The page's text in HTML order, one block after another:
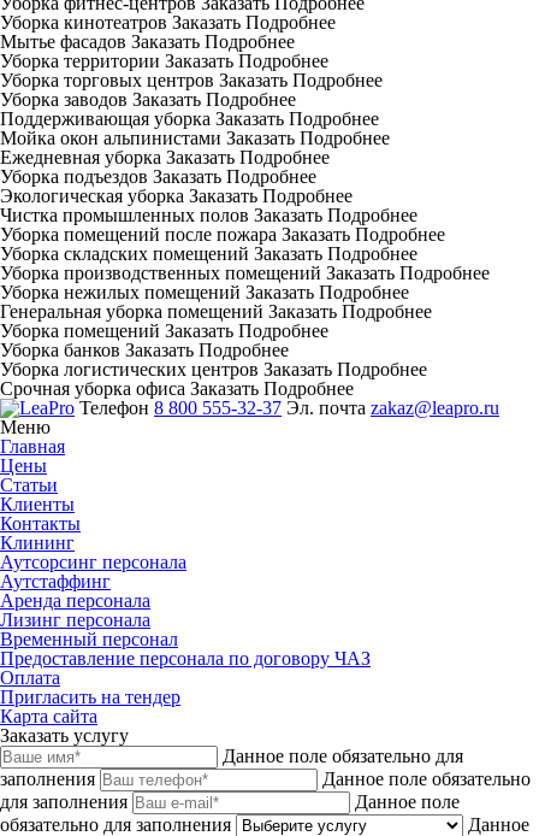
Уборка кинотеатров Заказать Подробнее
Мытье фасадов Заказать Подробнее
Уборка территории Заказать Подробнее
Уборка торговых центров Заказать Подробнее
Уборка заводов Заказать Подробнее
Поддерживающая уборка Заказать Подробнее
Мойка окон альпинистами Заказать Подробнее
Ежедневная уборка Заказать Подробнее
Уборка подъездов Заказать Подробнее
Экологическая уборка Заказать Подробнее
Чистка промышленных полов Заказать Подробнее
Уборка помещений после пожара Заказать Подробнее
Уборка складских помещений Заказать Подробнее
Уборка производственных помещений Заказать Подробнее
Уборка нежилых помещений Заказать Подробнее
Генеральная уборка помещений Заказать Подробнее
Уборка помещений Заказать Подробнее
Уборка банков Заказать Подробнее
Уборка логистических центров Заказать Подробнее
Срочная уборка офиса Заказать Подробнее
Телефон 8 800 555-32-37 Эл. почта zakaz@leapro.ru
Меню
Главная
Цены
Статьи
Клиенты
Контакты
Клининг
Аутсорсинг персонала
Аутстаффинг
Аренда персонала
Лизинг персонала
Временный персонал
Предоставление персонала по договору ЧАЗ
Оплата
Пригласить на тендер
Карта сайта
Заказать услугу
Данное поле обязательно для
заполнения
Данное поле обязательно
для заполнения
Данное поле
обязательно для заполнения
Данное